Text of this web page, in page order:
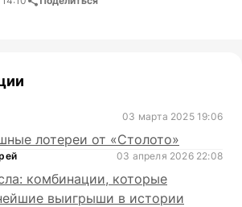
03 марта 2025 19:06
лотереи от «Столото»
03 апреля 2026 22:08
комбинации, которые
выигрыши в истории